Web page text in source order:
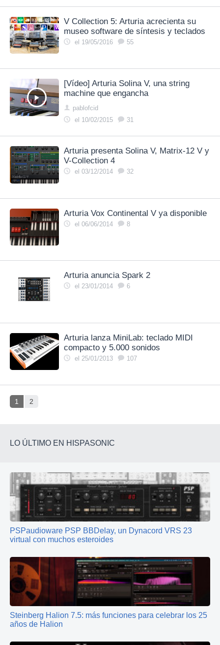
V Collection 5: Arturia acrecienta su
museo software de síntesis y teclados
el 19/05/2016 55
[Vídeo] Arturia Solina V, una string
machine que engancha
pablofcid
el 10/02/2015
31
Arturia presenta Solina V, Matrix-12 V y
V-Collection 4
el 03/12/2014 32
Arturia Vox Continental V ya disponible
el 06/06/2014 8
Arturia anuncia Spark 2
el 23/01/2014 6
Arturia lanza MiniLab: teclado MIDI
compacto y 5.000 sonidos
el 25/01/2013 107
1 2
LO ÚLTIMO EN HISPASONIC
PSPaudioware PSP BBDelay, un Dynacord VRS 23
virtual con muchos esteroides
Steinberg Halion 7.5: más funciones para celebrar los 25
años de Halion